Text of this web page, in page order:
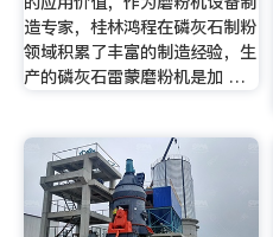
造专家，桂林鸿程在磷灰石制粉
领域积累了丰富的制造经验，生
产的磷灰石雷蒙磨粉机是加 …